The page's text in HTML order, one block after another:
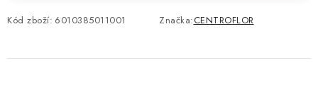
Kód zboží: 6010385011001 Značka:CENTROFLOR